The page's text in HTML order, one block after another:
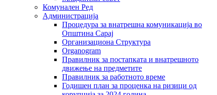
Комунален Ред
Администрација
Процедура за внатрешна комуникација во
Општина Сарај
Организациона Структура
Organogram
Правилник за постапката и внатрешното
движење на предметите
Правилник за работното време
Годишен план за проценка на ризици од